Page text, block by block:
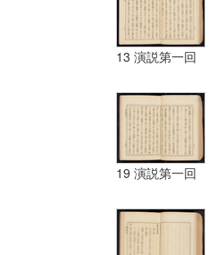
13 演説第一回
19 演説第一回